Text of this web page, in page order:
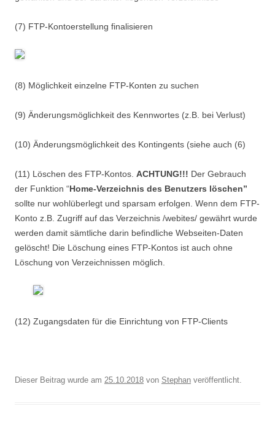
(7) FTP-Kontoerstellung finalisieren
(8) Möglichkeit einzelne FTP-Konten zu suchen
(9) Änderungsmöglichkeit des Kennwortes (z.B. bei Verlust)
(10) Änderungsmöglichkeit des Kontingents (siehe auch (6)
(11) Löschen des FTP-Kontos. ACHTUNG!!! Der Gebrauch
der Funktion “Home-Verzeichnis des Benutzers löschen”
sollte nur wohlüberlegt und sparsam erfolgen. Wenn dem FTP-
Konto z.B. Zugriff auf das Verzeichnis /webites/ gewährt wurde
werden damit sämtliche darin befindliche Webseiten-Daten
gelöscht! Die Löschung eines FTP-Kontos ist auch ohne
Löschung von Verzeichnissen möglich.
(12) Zugangsdaten für die Einrichtung von FTP-Clients
Dieser Beitrag wurde am 25.10.2018 von Stephan veröffentlicht.